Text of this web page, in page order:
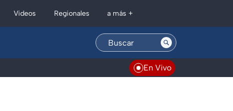
Videos Regionales a más +
En Vivo